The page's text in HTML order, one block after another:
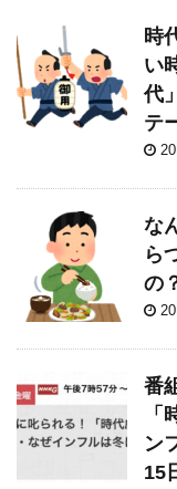
時
い
代
テ
な
ら
の
番
ン
15